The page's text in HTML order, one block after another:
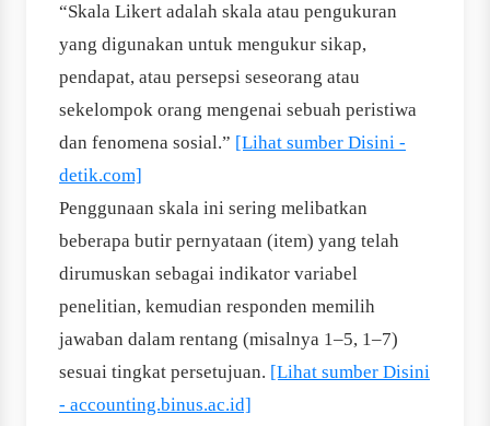
“Skala Likert adalah skala atau pengukuran
yang digunakan untuk mengukur sikap,
pendapat, atau persepsi seseorang atau
sekelompok orang mengenai sebuah peristiwa
dan fenomena sosial.” [Lihat sumber Disini -
detik.com]
Penggunaan skala ini sering melibatkan
beberapa butir pernyataan (item) yang telah
dirumuskan sebagai indikator variabel
penelitian, kemudian responden memilih
jawaban dalam rentang (misalnya 1–5, 1–7)
sesuai tingkat persetujuan. [Lihat sumber Disini
- accounting.binus.ac.id]